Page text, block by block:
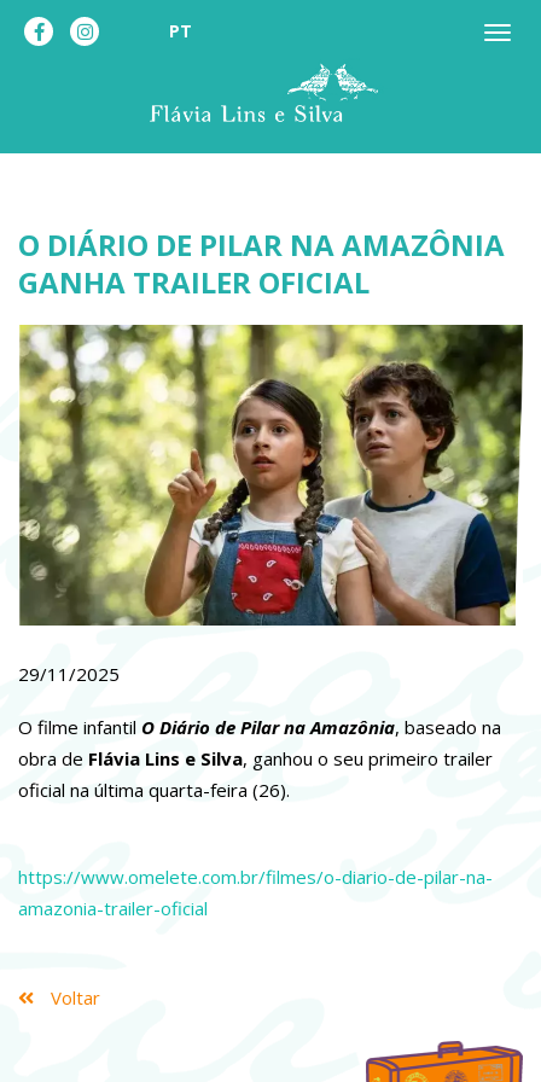
PT
O DIÁRIO DE PILAR NA AMAZÔNIA
GANHA TRAILER OFICIAL
29/11/2025
O filme infantil O Diário de Pilar na Amazônia, baseado na
obra de Flávia Lins e Silva, ganhou o seu primeiro trailer
oficial na última quarta-feira (26).
https://www.omelete.com.br/filmes/o-diario-de-pilar-na-
amazonia-trailer-oficial
Voltar